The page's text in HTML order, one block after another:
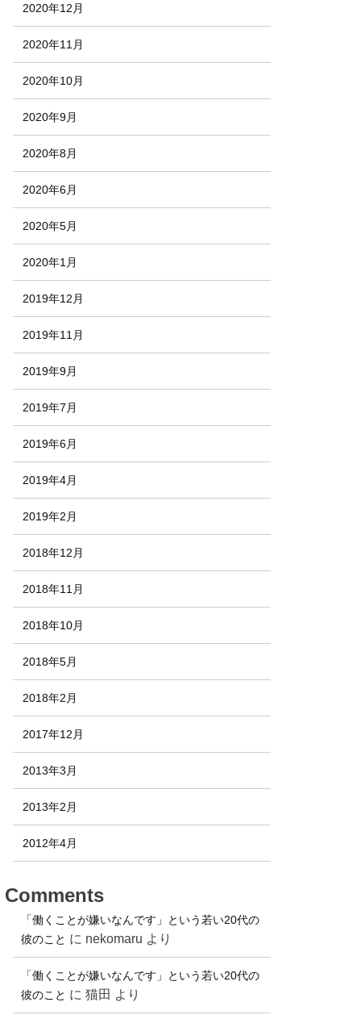
2020年12月
2020年11月
2020年10月
2020年9月
2020年8月
2020年6月
2020年5月
2020年1月
2019年12月
2019年11月
2019年9月
2019年7月
2019年6月
2019年4月
2019年2月
2018年12月
2018年11月
2018年10月
2018年5月
2018年2月
2017年12月
2013年3月
2013年2月
2012年4月
Comments
「働くことが嫌いなんです」という若い20代の
彼のこと に nekomaru より
「働くことが嫌いなんです」という若い20代の
彼のこと に 猫田 より